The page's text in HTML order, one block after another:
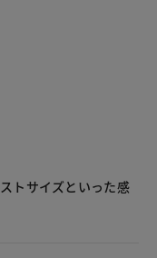
トサイズといった感